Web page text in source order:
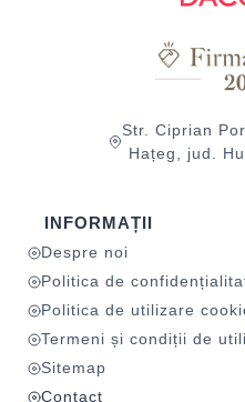
Str. Ciprian
Hațeg, jud.
INFORMAȚII
Despre noi
Politica de
Politica de utilizare
Termeni și condiții de
Sitemap
Contact